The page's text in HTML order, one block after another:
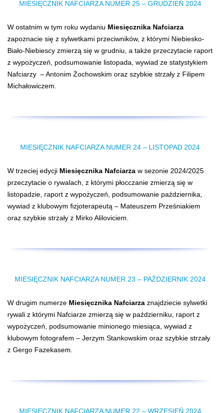
MIESIĘCZNIK NAFCIARZA NUMER 25 – GRUDZIEŃ 2024
W ostatnim w tym roku wydaniu Miesięcznika Nafciarza
zapoznacie się z sylwetkami przeciwników, z którymi Niebiesko-
Biało-Niebiescy zmierzą się w grudniu, a także przeczytacie raport
z wypożyczeń, podsumowanie listopada, wywiad ze statystykiem
Nafciarzy – Antonim Żochowskim oraz szybkie strzały z Filipem
Michałowiczem.
MIESIĘCZNIK NAFCIARZA NUMER 24 – LISTOPAD 2024
W trzeciej edycji Miesięcznika Nafciarza w sezonie 2024/2025
przeczytacie o rywalach, z którymi płocczanie zmierzą się w
listopadzie, raport z wypożyczeń, podsumowanie października,
wywiad z klubowym fizjoterapeutą – Mateuszem Prześniakiem
oraz szybkie strzały z Mirko Aliloviciem.
MIESIĘCZNIK NAFCIARZA NUMER 23 – PAŹDZIERNIK 2024
W drugim numerze Miesięcznika Nafciarza znajdziecie sylwetki
rywali z którymi Nafciarze zmierzą się w październiku, raport z
wypożyczeń, podsumowanie minionego miesiąca, wywiad z
klubowym fotografem – Jerzym Stankowskim oraz szybkie strzały
z Gergo Fazekasem.
MIESIĘCZNIK NAFCIARZA NUMER 22 – WRZESIEŃ 2024